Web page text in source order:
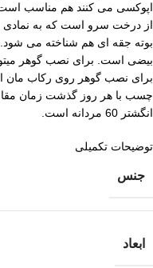
اپوکسی می کنند هم مناسب
از درخت سرو است که به نمادی
بیضی است. برای نصب گوهر
چسب با هر روز گذشت زمان
انگشتر 60 مردانه است.
توضیحات تکمیلی
جنس
ابعاد